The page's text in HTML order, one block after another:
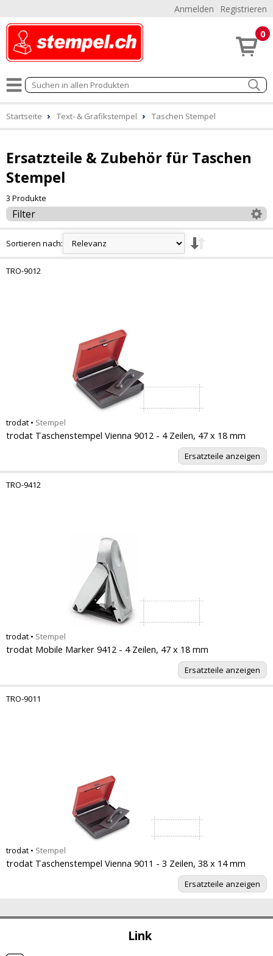
Anmelden Registrieren
0
Link
Startseite Text- & Grafikstempel Taschen Stempel
Ersatzteile & Zubehör für Taschen
Stempel
3 Produkte
Filter
Sortieren nach:
TRO-9012
trodat • Stempel
trodat Taschenstempel Vienna 9012 - 4 Zeilen, 47 x 18 mm
Ersatzteile anzeigen
TRO-9412
trodat • Stempel
trodat Mobile Marker 9412 - 4 Zeilen, 47 x 18 mm
Ersatzteile anzeigen
TRO-9011
trodat • Stempel
trodat Taschenstempel Vienna 9011 - 3 Zeilen, 38 x 14 mm
Ersatzteile anzeigen